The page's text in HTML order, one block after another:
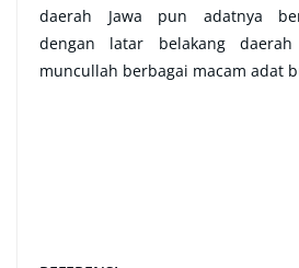
daerah Jawa pun adatnya
dengan latar belakang
muncullah berbagai macam adat